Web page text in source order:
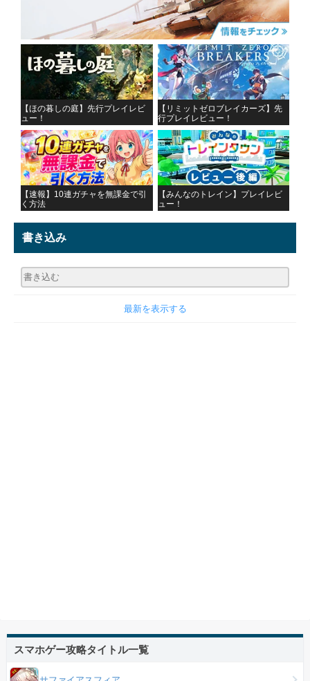
【ほの暮しの庭】先行プレイレビ
ュー！
【リミットゼロブレイカーズ】先
行プレイレビュー！
【速報】10連ガチャを無課金で引
く方法
【みんなのトレイン】プレイレビ
ュー！
書き込み
最新を表示する
スマホゲー攻略タイトル一覧